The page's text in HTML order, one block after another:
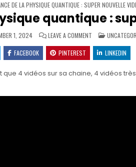
DE LA PHYSIQUE QUANTIQUE : SUPER NOUVELLE
quantique :
1, 2024 LEAVE A COMMENTON HEISENBERG
POSTED IN
FACEBOOK PINTEREST LINKEDIN
4 vidéos sur sa chaine, 4 vidéos